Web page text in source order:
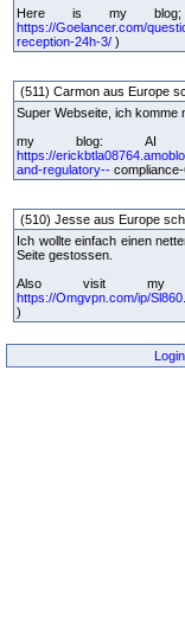
Here is my
https://Goelancer.com/
reception-24h-3/ )
(511) Carmon aus Europe
Super Webseite, ich komme
my blog: AI
https://
and-regulatory--
(510) Jesse aus Europe
Ich wollte einfach einen
Seite gestossen.
Also visit my
https://Omgvpn.com/ip/
)
Login